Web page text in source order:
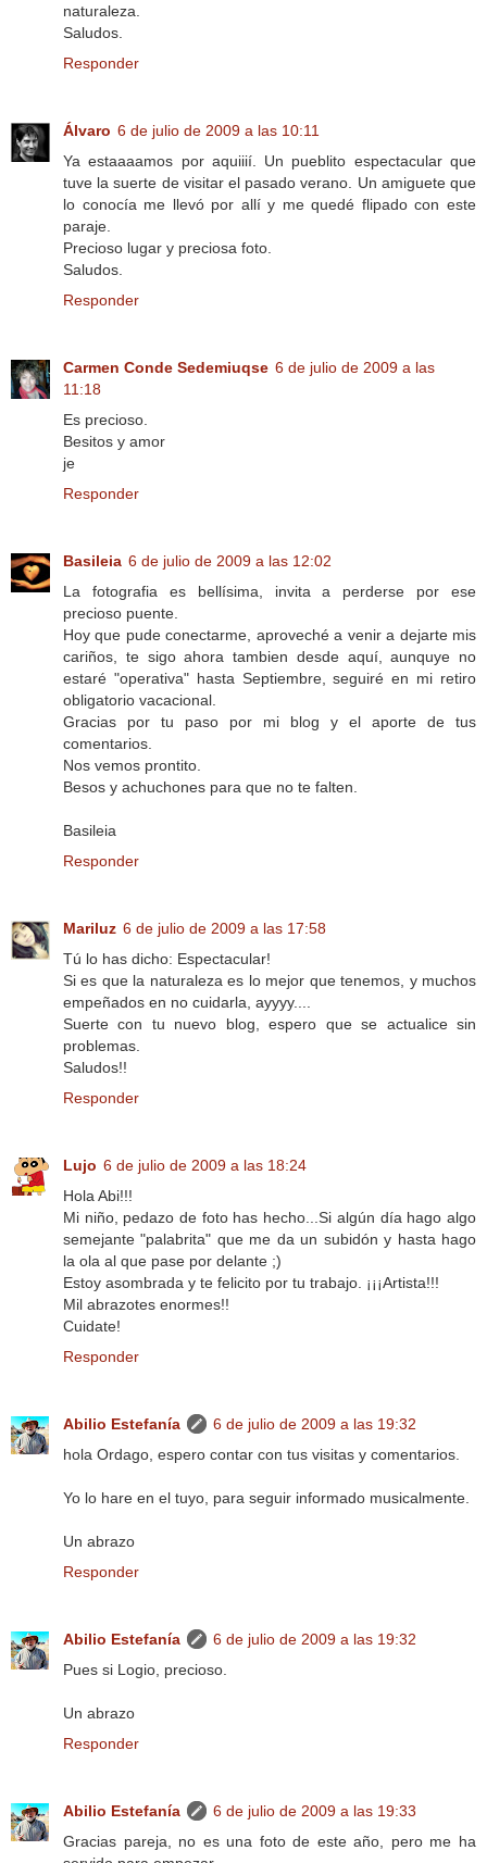
naturaleza.
Saludos.
Responder
Álvaro 6 de julio de 2009 a las 10:11
Ya estaaaamos por aquiiií. Un pueblito espectacular que
tuve la suerte de visitar el pasado verano. Un amiguete que
lo conocía me llevó por allí y me quedé flipado con este
paraje.
Precioso lugar y preciosa foto.
Saludos.
Responder
Carmen Conde Sedemiuqse 6 de julio de 2009 a las
11:18
Es precioso.
Besitos y amor
je
Responder
Basileia 6 de julio de 2009 a las 12:02
La fotografia es bellísima, invita a perderse por ese
precioso puente.
Hoy que pude conectarme, aproveché a venir a dejarte mis
cariños, te sigo ahora tambien desde aquí, aunquye no
estaré "operativa" hasta Septiembre, seguiré en mi retiro
obligatorio vacacional.
Gracias por tu paso por mi blog y el aporte de tus
comentarios.
Nos vemos prontito.
Besos y achuchones para que no te falten.
Basileia
Responder
Mariluz 6 de julio de 2009 a las 17:58
Tú lo has dicho: Espectacular!
Si es que la naturaleza es lo mejor que tenemos, y muchos
empeñados en no cuidarla, ayyyy....
Suerte con tu nuevo blog, espero que se actualice sin
problemas.
Saludos!!
Responder
Lujo 6 de julio de 2009 a las 18:24
Hola Abi!!!
Mi niño, pedazo de foto has hecho...Si algún día hago algo
semejante "palabrita" que me da un subidón y hasta hago
la ola al que pase por delante ;)
Estoy asombrada y te felicito por tu trabajo. ¡¡¡Artista!!!
Mil abrazotes enormes!!
Cuidate!
Responder
Abilio Estefanía
6 de julio de 2009 a las 19:32
hola Ordago, espero contar con tus visitas y comentarios.
Yo lo hare en el tuyo, para seguir informado musicalmente.
Un abrazo
Responder
Abilio Estefanía
6 de julio de 2009 a las 19:32
Pues si Logio, precioso.
Un abrazo
Responder
Abilio Estefanía
6 de julio de 2009 a las 19:33
Gracias pareja, no es una foto de este año, pero me ha